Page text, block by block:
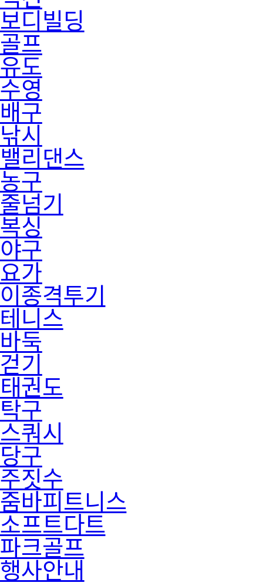
보디빌딩
골프
유도
수영
배구
낚시
밸리댄스
농구
줄넘기
복싱
야구
요가
이종격투기
테니스
바둑
걷기
태권도
탁구
스쿼시
당구
주짓수
줌바피트니스
소프트다트
파크골프
행사안내